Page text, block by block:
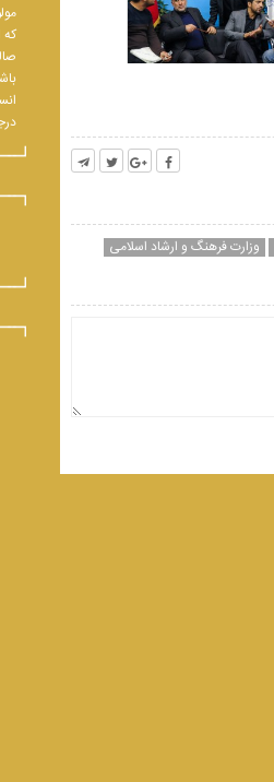
وزارت فرهنگ و ارشاد اسلامی
که